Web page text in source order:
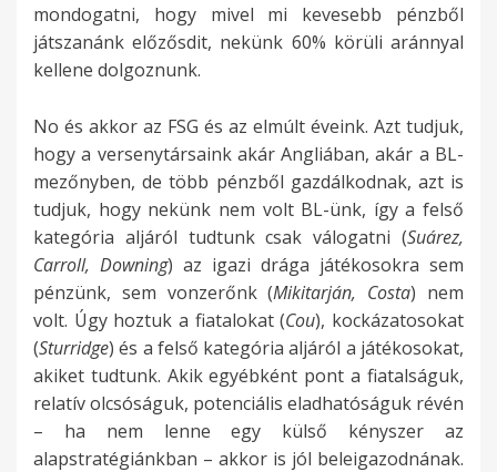
mondogatni, hogy mivel mi kevesebb pénzből
játszanánk előzősdit, nekünk 60% körüli aránnyal
kellene dolgoznunk.
No és akkor az FSG és az elmúlt éveink. Azt tudjuk,
hogy a versenytársaink akár Angliában, akár a BL-
mezőnyben, de több pénzből gazdálkodnak, azt is
tudjuk, hogy nekünk nem volt BL-ünk, így a felső
kategória aljáról tudtunk csak válogatni (Suárez,
Carroll, Downing) az igazi drága játékosokra sem
pénzünk, sem vonzerőnk (Mikitarján, Costa) nem
volt. Úgy hoztuk a fiatalokat (Cou), kockázatosokat
(Sturridge) és a felső kategória aljáról a játékosokat,
akiket tudtunk. Akik egyébként pont a fiatalságuk,
relatív olcsóságuk, potenciális eladhatóságuk révén
– ha nem lenne egy külső kényszer az
alapstratégiánkban – akkor is jól beleigazodnának.